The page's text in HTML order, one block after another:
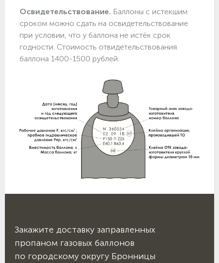
Освидетельствование. Баллоны с истекшим
сроком можно сдать на освидетельствование
при условии, что у баллона не истёк срок
годности. Стоимость отвидетельствования
баллона 1400-1500 рублей.
Закажите доставку заправленных
пропаном газовых баллонов
по городскому округу Бронницы